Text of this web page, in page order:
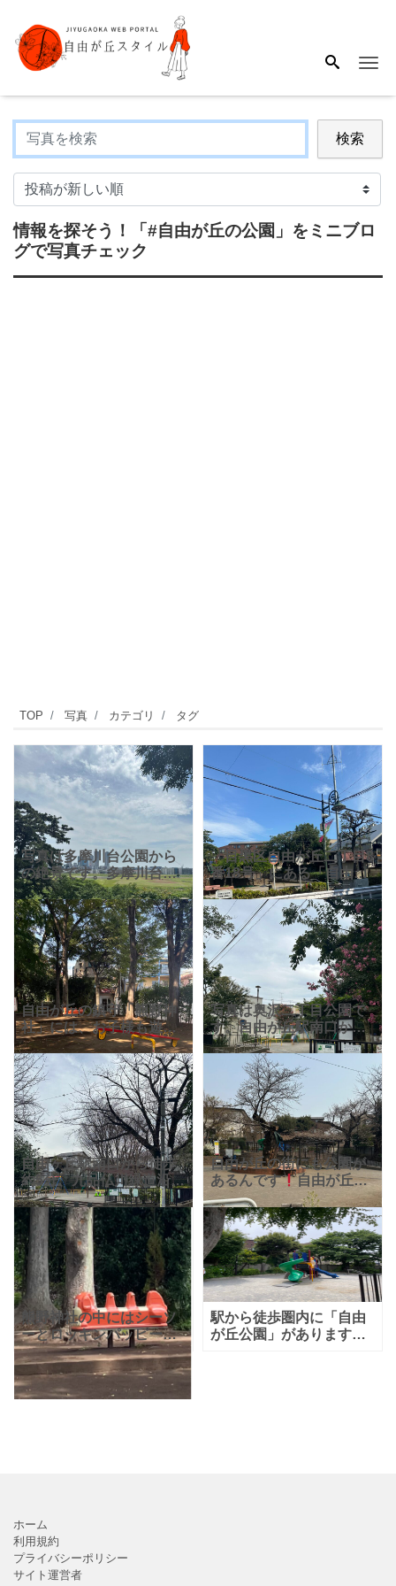
検索
情報を探そう！ 「#自由が丘の公園」 をミニブロ
グで写真チェック
TOP 写真 カテゴリ タグ
写真は多摩川台公園から
の絶景です。多摩川台公
園とは、多摩川に沿って
伸びる丘陵地に約750mに
わたって展開する大きな
公園です。その広い敷地
には、亀甲山古墳や宝来
山
「目黒区自由が丘二丁目8
番18号」にある「自由が
丘公園」。目黒区が管理
しています。 滑り台など
の遊具もあるので、午前
中は小さなお子さまとマ
マさんたちで賑わいます
自由が丘の鎮守「熊野神
社」には、お子様も遊べ
る小さな公園や公衆トイ
レもあります。自由が丘
駅徒歩5分と自由が丘の街
中にありながら、大木も
ある緑豊かな「熊野神
社」。
写真は奥沢二丁目公園で
す。自由が丘駅南口から
徒歩約5分、九品仏川緑道
沿いにあります。 駅や、
沢山のおしゃれで便利な
お店が立ち並ぶマリクレ
ール通りにも近いです
が、
自由ヶ丘駅南口から徒歩
約5分、九品仏川緑道沿い
にある「奥沢二丁目公
園」です。そんなに大き
な公園ではありません
が、ブランコや滑り台、
お砂場や公衆トイレ、公
衆電話な
自由が丘の街にも公園が
あるんです
自由が丘駅
から徒歩5分、学園通りに
面している目黒区自由が
丘公園
その歴史は古く
熊野神社の中にはシーソ
ーとロッキンパッピーと
いう遊具がありますよ。
お子様連れの方におすす
めです。
駅から徒歩圏内に「自由
が丘公園」があります。
ホーム
利用規約
プライバシーポリシー
サイト運営者